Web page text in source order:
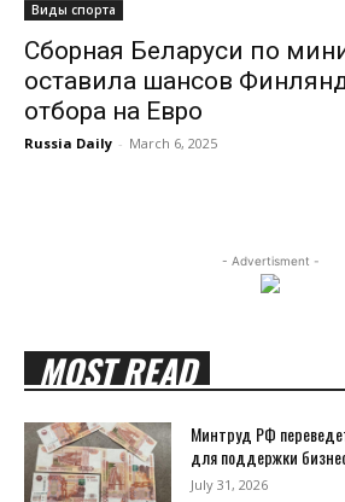
Виды спорта
Сборная Беларуси по
оставила шансов
отбора на Евро
Russia Daily - March 6, 2025
- Advertisment -
MOST READ
Минтруд РФ
для поддержки
July 31, 2026